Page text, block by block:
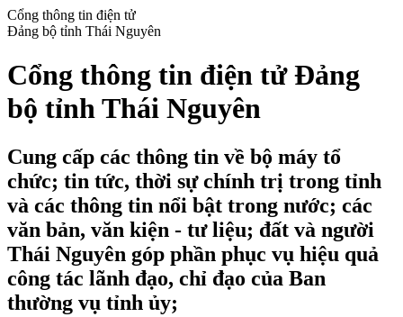
Cổng thông tin điện tử
Đảng bộ tỉnh Thái Nguyên
Cổng thông tin điện tử Đảng
bộ tỉnh Thái Nguyên
Cung cấp các thông tin về bộ máy tổ
chức; tin tức, thời sự chính trị trong tỉnh
và các thông tin nổi bật trong nước; các
văn bản, văn kiện - tư liệu; đất và người
Thái Nguyên góp phần phục vụ hiệu quả
công tác lãnh đạo, chỉ đạo của Ban
thường vụ tỉnh ủy;